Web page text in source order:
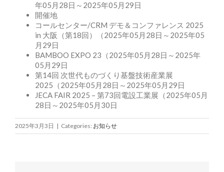
年05月28日～2025年05月29日
開催地
コールセンター/CRM デモ＆コンファレンス 2025
in 大阪（第18回）（2025年05月28日～2025年05
月29日
BAMBOO EXPO 23（2025年05月28日～2025年
05月29日
第14回 次世代ものづくり基盤技術産業展
2025（2025年05月28日～2025年05月29日
JECA FAIR 2025 – 第73回電設工業展（2025年05月
28日～2025年05月30日
2025年3月3日 | Categories: お知らせ